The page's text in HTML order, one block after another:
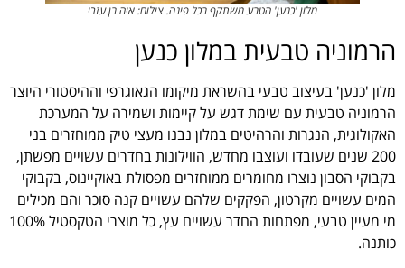
מלון 'כנען' הטבע משתקף בכל פינה. צילום: איה בן עזרי
הרמוניה טבעית במלון כנען
מלון 'כנען' בעיצוב טבעי בהשראת מיקומו הגאוגרפי וההיסטורי היוצר
הרמוניה טבעית עם שימת דגש על קיימות ושמירה על המערכת
האקולוגית, הנגרות והרהיטים במלון נבנו מעצי טיק ממוחזרים בני
200 שנים שעובדו ועוצבו מחדש, הווילונות בחדרים עשויים מפשתן,
בקבוקי הסבון נוצרו מחומרים ממוחזרים מפסולת באוקיינוס, בקבוקי
המים עשויים מקרטון, הפקקים שלהם עשויים קנה סוכר והם מכילים
מי מעיין טבעי, מפתחות החדר עשויים עץ, כל מוצרי הטקסטיל 100%
כותנה.